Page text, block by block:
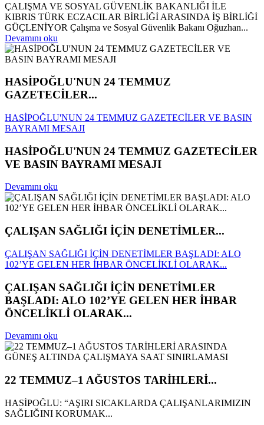
ÇALIŞMA VE SOSYAL GÜVENLİK BAKANLIĞI İLE
KIBRIS TÜRK ECZACILAR BİRLİĞİ ARASINDA İŞ BİRLİĞİ
GÜÇLENİYOR Çalışma ve Sosyal Güvenlik Bakanı Oğuzhan...
Devamını oku
HASİPOĞLU'NUN 24 TEMMUZ
GAZETECİLER...
HASİPOĞLU'NUN 24 TEMMUZ GAZETECİLER VE BASIN
BAYRAMI MESAJI
HASİPOĞLU'NUN 24 TEMMUZ GAZETECİLER
VE BASIN BAYRAMI MESAJI
Devamını oku
ÇALIŞAN SAĞLIĞI İÇİN DENETİMLER...
ÇALIŞAN SAĞLIĞI İÇİN DENETİMLER BAŞLADI: ALO
102’YE GELEN HER İHBAR ÖNCELİKLİ OLARAK...
ÇALIŞAN SAĞLIĞI İÇİN DENETİMLER
BAŞLADI: ALO 102’YE GELEN HER İHBAR
ÖNCELİKLİ OLARAK...
Devamını oku
22 TEMMUZ–1 AĞUSTOS TARİHLERİ...
HASİPOĞLU: “AŞIRI SICAKLARDA ÇALIŞANLARIMIZIN
SAĞLIĞINI KORUMAK...